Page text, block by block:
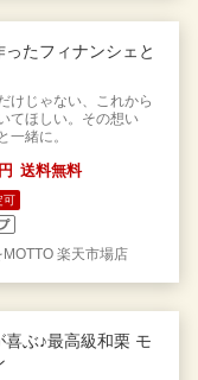
ったフィナンシェと
けじゃない、これから
てほしい。その想い
一緒に。
円 送料無料
可
MOTTO 楽天市場店
喜ぶ♪最高級和栗 モ